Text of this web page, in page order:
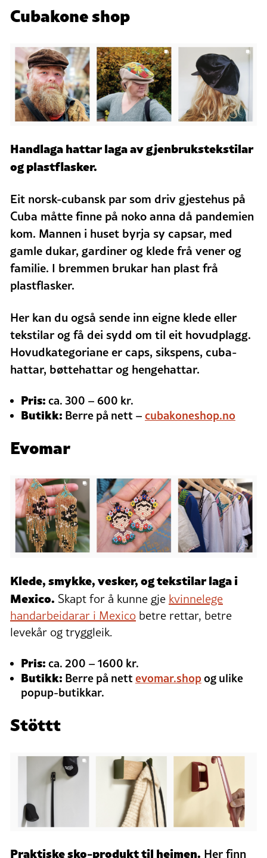
Cubakone shop
Handlaga hattar laga av gjenbrukstekstilar
og plastflasker.
Eit norsk-cubansk par som driv gjestehus på
Cuba måtte finne på noko anna då pandemien
kom. Mannen i huset byrja sy capsar, med
gamle dukar, gardiner og klede frå vener og
familie. I bremmen brukar han plast frå
plastflasker.
Her kan du også sende inn eigne klede eller
tekstilar og få dei sydd om til eit hovudplagg.
Hovudkategoriane er caps, sikspens, cuba-
hattar, bøttehattar og hengehattar.
Pris:ca. 300 – 600 kr.
Butikk: Berre på nett –cubakoneshop.no
Evomar
Klede, smykke, vesker, og tekstilar laga i
Mexico. Skapt for å kunne gje kvinnelege
handarbeidarar i Mexico betre rettar, betre
levekår og tryggleik.
Pris:ca. 200 – 1600 kr.
Butikk: Berre på nettevomar.shopog ulike
popup-butikkar.
Stöttt
Praktiske sko-produkt til heimen. Her finn